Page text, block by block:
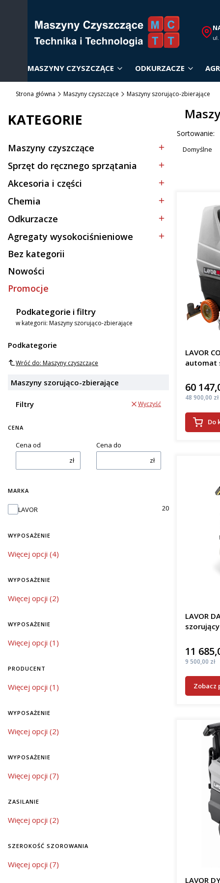
MASZYNY CZYSZCZĄCE ODKURZACZE
Strona główna Maszyny czyszczące Maszyny szorująco-zbierające
KATEGORIE
Kategoria - Maszyny czyszczące
Maszyny czyszczące
Kategoria - Sprzęt do ręcznego sprzątania
Sprzęt do ręcznego sprzątania
Kategoria - Akcesoria i części
Akcesoria i części
Kategoria - Chemia
Chemia
Kategoria - Odkurzacze
Odkurzacze
Kategoria - Agregaty wysokociśnieniowe
Agregaty wysokociśnieniowe
Kategoria - Bez kategorii
Bez kategorii
Nowości
Promocje
Podkategorie i filtry
w kategorii: Maszyny szorująco-zbierające
Podkategorie
Wróć do: Maszyny czyszczące
Maszyny szorująco-zbierające
Filtry Wyczyść
CENA
Cena od
zł
Cena do
zł
MARKA
Marka
LAVOR 20
WYPOSAŻENIE
wyposażenie
Więcej opcji (4)
WYPOSAŻENIE
wyposażenie
Więcej opcji (2)
WYPOSAŻENIE
wyposażenie
Więcej opcji (1)
PRODUCENT
Producent
Więcej opcji (1)
WYPOSAŻENIE
wyposażenie
Więcej opcji (2)
WYPOSAŻENIE
wyposażenie
Więcej opcji (7)
ZASILANIE
zasilanie
Więcej opcji (2)
SZEROKOŚĆ SZOROWANIA
szerokość szorowania
Więcej opcji (7)
Lista
Sortowanie:
Domyślne
LAVOR
automat
Cena
60
Cena
48 900,00 zł
Do
LAVOR
Cena
11
Cena
9 500,00 zł
Zobacz
LAVOR